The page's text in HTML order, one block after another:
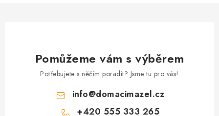
Pomůžeme vám s výběrem
Potřebujete s něčím poradit? Jsme tu pro vás!
info@domacimazel.cz
+420 555 333 265